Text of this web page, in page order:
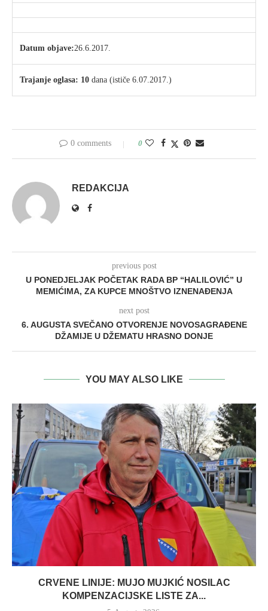
Datum objave:26.6.2017.
Trajanje oglasa: 10 dana (ističe 6.07.2017.)
0 comments 0
REDAKCIJA
previous post
U PONEDJELJAK POČETAK RADA BP “HALILOVIĆ” U
MEMIĆIMA, ZA KUPCE MNOŠTVO IZNENAĐENJA
next post
6. AUGUSTA SVEČANO OTVORENJE NOVOSAGRAĐENE
DŽAMIJE U DŽEMATU HRASNO DONJE
YOU MAY ALSO LIKE
CRVENE LINIJE: MUJO MUJKIĆ NOSILAC
KOMPENZACIJSKE LISTE ZA...